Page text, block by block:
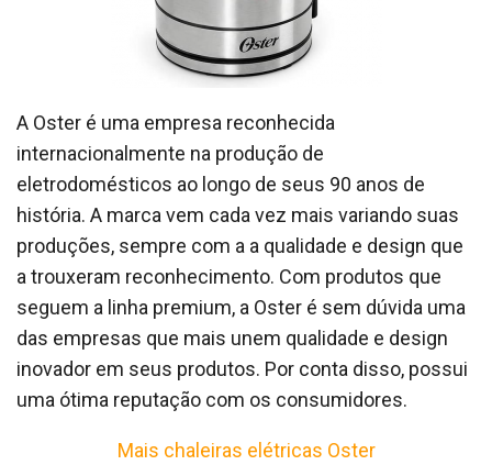
A Oster é uma empresa reconhecida
internacionalmente na produção de
eletrodomésticos ao longo de seus 90 anos de
história. A marca vem cada vez mais variando suas
produções, sempre com a a qualidade e design que
a trouxeram reconhecimento. Com produtos que
seguem a linha premium, a Oster é sem dúvida uma
das empresas que mais unem qualidade e design
inovador em seus produtos. Por conta disso, possui
uma ótima reputação com os consumidores.
Mais chaleiras elétricas Oster